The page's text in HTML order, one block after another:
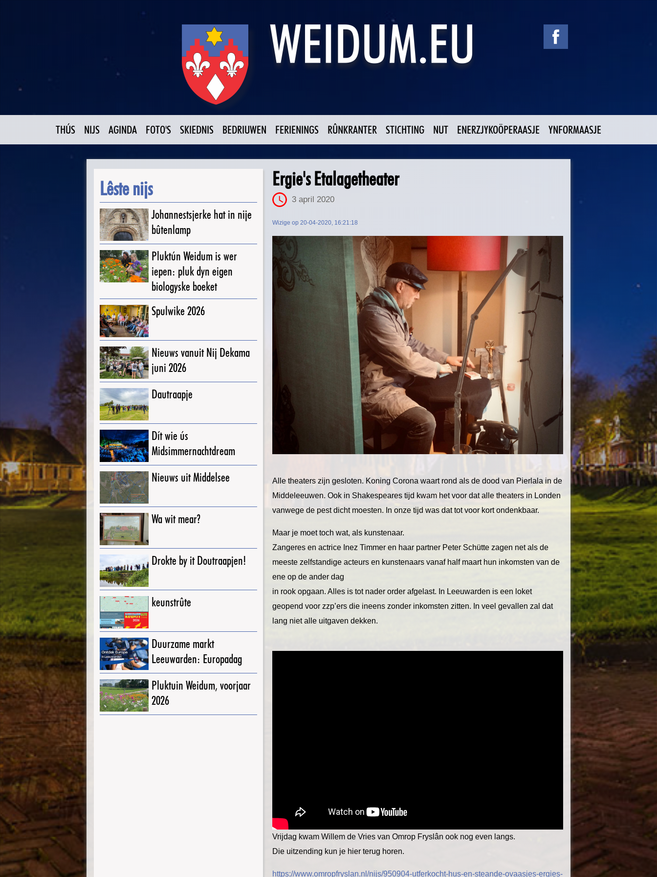
THÚS NIJS AGINDA FOTO'S SKIEDNIS BEDRIUWEN FERIENINGS RÛNKRANTER STICHTING NUT ENERZJYKOÖPERAASJE YNFORMAASJE
Lêste nijs
Johannestsjerke hat in nije
bûtenlamp
Pluktún Weidum is wer
iepen: pluk dyn eigen
biologyske boeket
Spulwike 2026
Nieuws vanuit Nij Dekama
juni 2026
Dautraapje
Dít wie ús
Midsimmernachtdream
Nieuws uit Middelsee
Wa wit mear?
Drokte by it Doutraapjen!
keunstrûte
Duurzame markt
Leeuwarden: Europadag
Pluktuin Weidum, voorjaar
2026
Ergie's Etalagetheater
3 april 2020
Wizige op 20-04-2020, 16:21:18
Alle theaters zijn gesloten. Koning Corona waart rond als de dood van Pierlala in de
Middeleeuwen. Ook in Shakespeares tijd kwam het voor dat alle theaters in Londen
vanwege de pest dicht moesten. In onze tijd was dat tot voor kort ondenkbaar.
Maar je moet toch wat, als kunstenaar.
Zangeres en actrice Inez Timmer en haar partner Peter Schütte zagen net als de
meeste zelfstandige acteurs en kunstenaars vanaf half maart hun inkomsten van de
ene op de ander dag
in rook opgaan. Alles is tot nader order afgelast. In Leeuwarden is een loket
geopend voor zzp’ers die ineens zonder inkomsten zitten. In veel gevallen zal dat
lang niet alle uitgaven dekken.
Vrijdag kwam Willem de Vries van Omrop Fryslân ook nog even langs.
Die uitzending kun je hier terug horen.
https://www.omropfryslan.nl/nijs/950904-utferkocht-hus-en-steande-ovaasjes-ergies-